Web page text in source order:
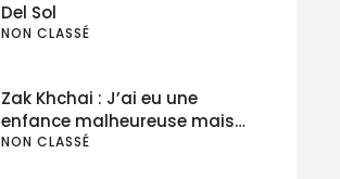
Del Sol
NON CLASSÉ
Zak Khchai : J’ai eu une
enfance malheureuse mais…
NON CLASSÉ